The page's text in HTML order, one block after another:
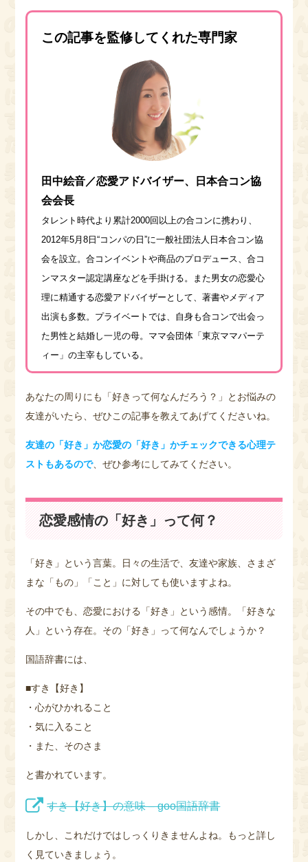
この記事を監修してくれた専門家
田中絵音／恋愛アドバイザー、日本合コン協
会会長
タレント時代より累計2000回以上の合コンに携わり、
2012年5月8日“コンパの日”に一般社団法人日本合コン協
会を設立。合コンイベントや商品のプロデュース、合コ
ンマスター認定講座などを手掛ける。また男女の恋愛心
理に精通する恋愛アドバイザーとして、著書やメディア
出演も多数。プライベートでは、自身も合コンで出会っ
た男性と結婚し一児の母。ママ会団体「東京ママパーテ
ィー」の主宰もしている。
あなたの周りにも「好きって何なんだろう？」とお悩みの
友達がいたら、ぜひこの記事を教えてあげてくださいね。
友達の「好き」か恋愛の「好き」かチェックできる心理テ
ストもあるので、ぜひ参考にしてみてください。
恋愛感情の「好き」って何？
「好き」という言葉。日々の生活で、友達や家族、さまざ
まな「もの」「こと」に対しても使いますよね。
その中でも、恋愛における「好き」という感情。「好きな
人」という存在。その「好き」って何なんでしょうか？
国語辞書には、
■すき【好き】
・心がひかれること
・気に入ること
・また、そのさま
と書かれています。
すき【好き】の意味 – goo国語辞書
しかし、これだけではしっくりきませんよね。もっと詳し
く見ていきましょう。